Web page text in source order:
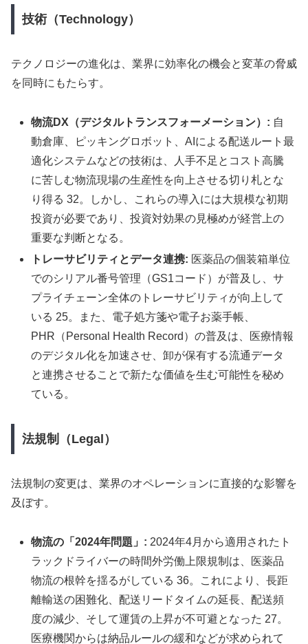
技術（Technology）
テクノロジーの進化は、業界に効率化の機会と変革の脅威
を同時にもたらす。
物流DX（デジタルトランスフォーメーション）: 自
動倉庫、ピッキングロボット、AIによる配送ルート最
適化システムなどの技術は、人手不足とコスト高騰
に苦しむ物流現場の生産性を向上させる切り札とな
り得る 32。しかし、これらの導入には大規模な初期
投資が必要であり、投資対効果の見極めが経営上の
重要な判断となる。
トレーサビリティとデータ連携: 医薬品の個装箱単位
でのシリアル番号管理（GS1コード）が普及し、サ
プライチェーン全体のトレーサビリティが向上して
いる 25。また、電子処方箋や電子お薬手帳、
PHR（Personal Health Record）の普及は、医療情報
のデジタル化を加速させ、卸が保有する流通データ
と連携させることで新たな価値を生む可能性を秘め
ている。
法規制（Legal）
法規制の変更は、業界のオペレーションに直接的な影響を
及ぼす。
物流の「2024年問題」: 2024年4月から適用されたト
ラックドライバーの時間外労働上限規制は、医薬品
物流の根幹を揺るがしている 36。これにより、長距
離輸送の困難化、配送リードタイムの延長、配送頻
度の減少、そして運賃の上昇が不可避となった 27。
医療機関からは納品ルールの緩和などが求められて